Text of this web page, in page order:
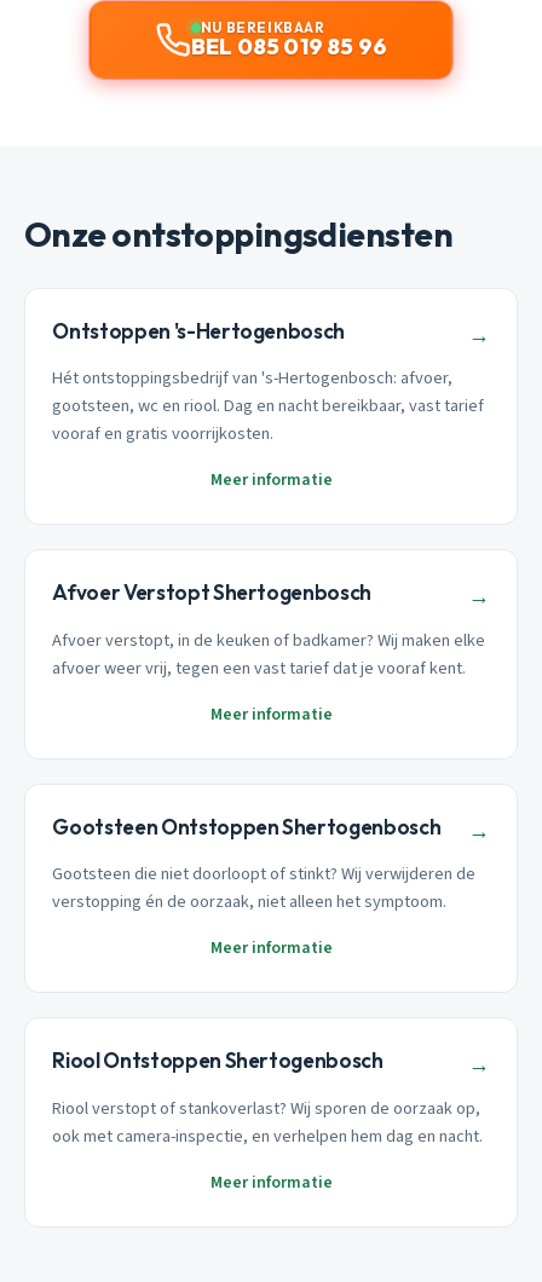
NU BEREIKBAAR
BEL 085 019 85 96
Onze ontstoppingsdiensten
Ontstoppen 's-Hertogenbosch →
Hét ontstoppingsbedrijf van 's-Hertogenbosch: afvoer,
gootsteen, wc en riool. Dag en nacht bereikbaar, vast tarief
vooraf en gratis voorrijkosten.
Meer informatie
Afvoer Verstopt Shertogenbosch →
Afvoer verstopt, in de keuken of badkamer? Wij maken elke
afvoer weer vrij, tegen een vast tarief dat je vooraf kent.
Meer informatie
Gootsteen Ontstoppen Shertogenbosch →
Gootsteen die niet doorloopt of stinkt? Wij verwijderen de
verstopping én de oorzaak, niet alleen het symptoom.
Meer informatie
Riool Ontstoppen Shertogenbosch →
Riool verstopt of stankoverlast? Wij sporen de oorzaak op,
ook met camera-inspectie, en verhelpen hem dag en nacht.
Meer informatie